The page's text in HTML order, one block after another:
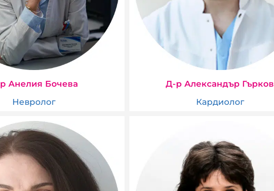
Анелия Бочева
Невролог
Д-р Александър Гърков
Кардиолог